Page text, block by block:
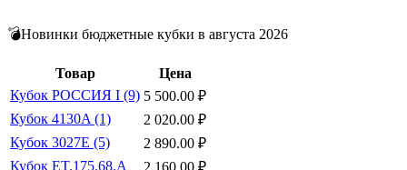
💣Новинки бюджетные кубки в августа 2026
Товар
Цена
Кубок РОССИЯ I (9) 5 500.00 ₽
Кубок 4130A (1)
2 020.00 ₽
Кубок 3027E (5)
2 890.00 ₽
Кубок ET.175.68.A
2 160.00 ₽